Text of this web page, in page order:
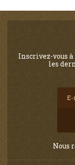
Inscrivez-vous
les
Nous